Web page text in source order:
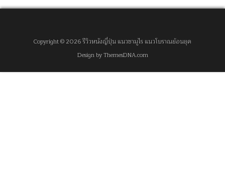
Copyright © 2026 รีวิวหนังญี่ปุ่น แนวซามูไร แนวโบราณย้อนยุค
Design by ThemesDNA.com